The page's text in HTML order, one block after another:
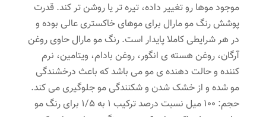
موجود موها رو تغییر داده، تیره تر یا روشن تر کند. قدرت
پوشش رنگ مو مارال برای موهای خاکستری عالی بوده و
در هر شرایطی کاملا پایدار است. رنگ مو مارال حاوی روغن
آرگان، روغن هسته ی انگور، روغن بادام، ویتامین، نرم
کننده و حالت دهنده ی مو می باشد که باعث درخشندگی
مو شده و از خشک شدن و شکنندگی مو جلوگیری می کند.
حجم: ۱۰۰ میل نسبت درصد ترکیب ۱ به ۱/۵ برای رنگ مو